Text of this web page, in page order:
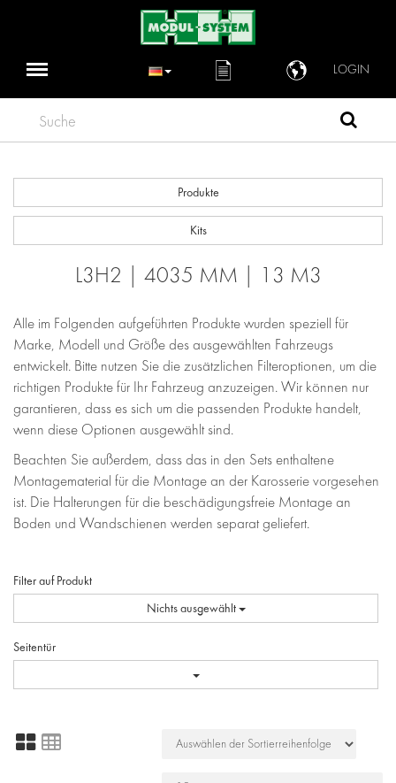
LOGIN
Suche
Produkte
Kits
L3H2 | 4035 MM | 13 M3
Alle im Folgenden aufgeführten Produkte wurden speziell für
Marke, Modell und Größe des ausgewählten Fahrzeugs
entwickelt. Bitte nutzen Sie die zusätzlichen Filteroptionen, um die
richtigen Produkte für Ihr Fahrzeug anzuzeigen. Wir können nur
garantieren, dass es sich um die passenden Produkte handelt,
wenn diese Optionen ausgewählt sind.
Beachten Sie außerdem, dass das in den Sets enthaltene
Montagematerial für die Montage an der Karosserie vorgesehen
ist. Die Halterungen für die beschädigungsfreie Montage an
Boden und Wandschienen werden separat geliefert.
Filter auf Produkt
Nichts ausgewählt
Seitentür